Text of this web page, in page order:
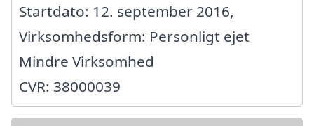
Startdato: 12. september 2016,
Virksomhedsform: Personligt ejet
Mindre Virksomhed
CVR: 38000039